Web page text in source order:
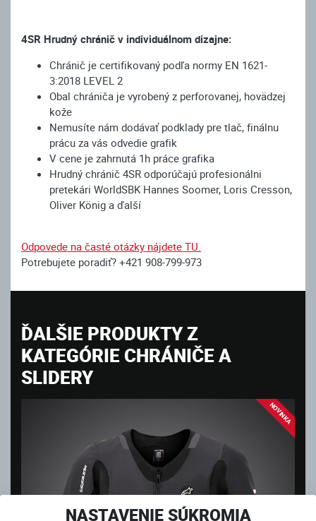
NASTAVENIE SÚKROMIA
4SR Hrudný chránič v individuálnom dizajne:
Chránič je certifikovaný podľa normy EN 1621-
3:2018 LEVEL 2
Obal chrániča je vyrobený z perforovanej, hovädzej
kože
Nemusíte nám dodávať podklady pre tlač, finálnu
prácu za vás odvedie grafik
V cene je zahrnutá 1h práce grafika
Hrudný chránič 4SR odporúčajú profesionálni
pretekári WorldSBK Hannes Soomer, Loris Cresson,
Oliver König a ďalší
Odpovede na časté otázky nájdete TU.
Potrebujete poradiť? +421 908-799-973
ĎALŠIE PRODUKTY Z
KATEGÓRIE CHRÁNIČE A
SLIDERY
NOVINKA